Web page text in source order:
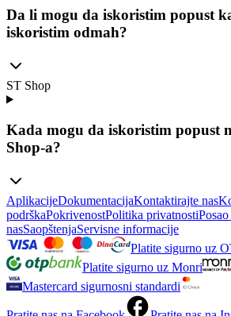
Da li mogu da iskoristim popust
iskoristim odmah?
ST Shop
Kada mogu da iskoristim popust
Shop-a?
AplikacijeDokumentacijaKontaktirajte nas
podrškaPokrivenostPolitika privatnosti
nasSaopštenjaServisne informacije
Platite sigurno uz
Platite sigurno uz Monri
Mastercard sigurnosni standardi